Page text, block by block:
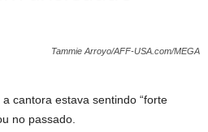
Tammie Arroyo/AFF-USA.com/MEGA
cantora estava sentindo “forte
no passado.